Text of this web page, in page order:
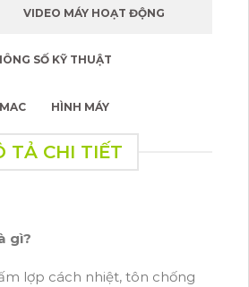
VIDEO MÁY HOẠT ĐỘNG
SỐ KỸ THUẬT
HÌNH MÁY
TẢ CHI TIẾT
gì?
lợp cách nhiệt, tôn chống